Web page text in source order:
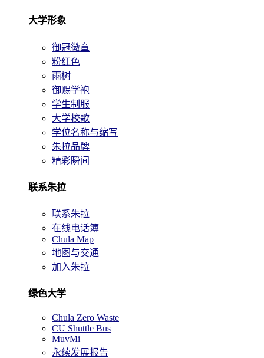
大学形象
御冠徽章
粉红色
雨树
御赐学袍
学生制服
大学校歌
学位名称与缩写
朱拉品牌
精彩瞬间
联系朱拉
联系朱拉
在线电话簿
Chula Map
地图与交通
加入朱拉
绿色大学
Chula Zero Waste
CU Shuttle Bus
MuvMi
永续发展报告